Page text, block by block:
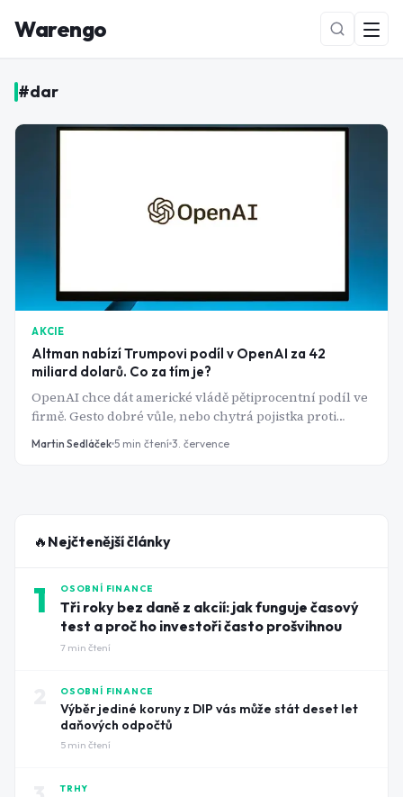
Warengo
#dar
AKCIE
Altman nabízí Trumpovi podíl v OpenAI za 42
miliard dolarů. Co za tím je?
OpenAI chce dát americké vládě pětiprocentní podíl ve
firmě. Gesto dobré vůle, nebo chytrá pojistka proti
regulaci?
Martin Sedláček 5 min čtení 3. července
🔥 Nejčtenější články
1 OSOBNÍ FINANCE
Tři roky bez daně z akcií: jak funguje časový
test a proč ho investoři často prošvihnou
7 min čtení
OSOBNÍ FINANCE
Výběr jediné koruny z DIP vás může stát deset let
daňových odpočtů
5 min čtení
TRHY